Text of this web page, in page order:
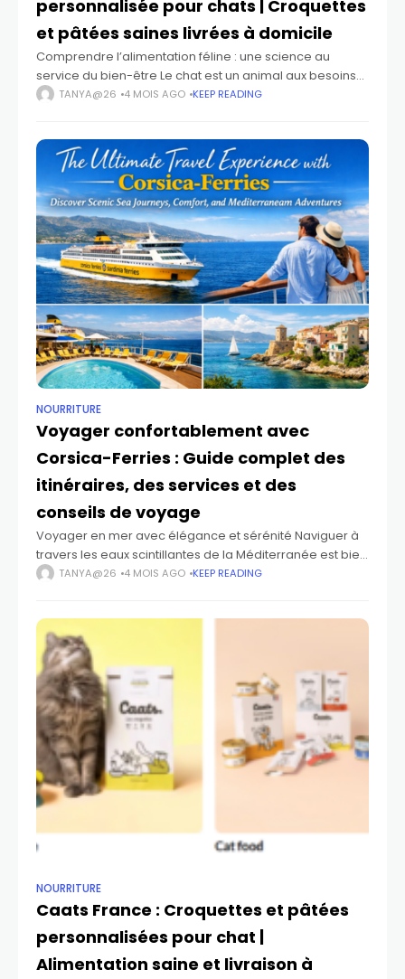
personnalisée pour chats | Croquettes
et pâtées saines livrées à domicile
Comprendre l’alimentation féline : une science au
service du bien-être Le chat est un animal aux besoins
spécifiques, dont l’alimentation joue un rôle central dans
TANYA@26 4 MOIS AGO KEEP READING
NOURRITURE
Voyager confortablement avec
Corsica-Ferries : Guide complet des
itinéraires, des services et des
conseils de voyage
Voyager en mer avec élégance et sérénité Naviguer à
travers les eaux scintillantes de la Méditerranée est bien
plus qu’un simple déplacement d’un point à un autre.
TANYA@26 4 MOIS AGO KEEP READING
NOURRITURE
Caats France : Croquettes et pâtées
personnalisées pour chat |
Alimentation saine et livraison à